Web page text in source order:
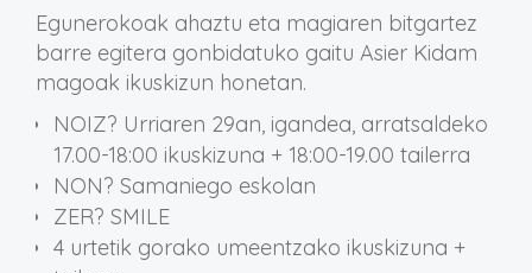
Egunerokoak ahaztu eta magiaren bitgartez
barre egitera gonbidatuko gaitu Asier Kidam
magoak ikuskizun honetan.
NOIZ? Urriaren 29an, igandea, arratsaldeko
17.00-18:00 ikuskizuna + 18:00-19.00 tailerra
NON? Samaniego eskolan
ZER? SMILE
4 urtetik gorako umeentzako ikuskizuna +